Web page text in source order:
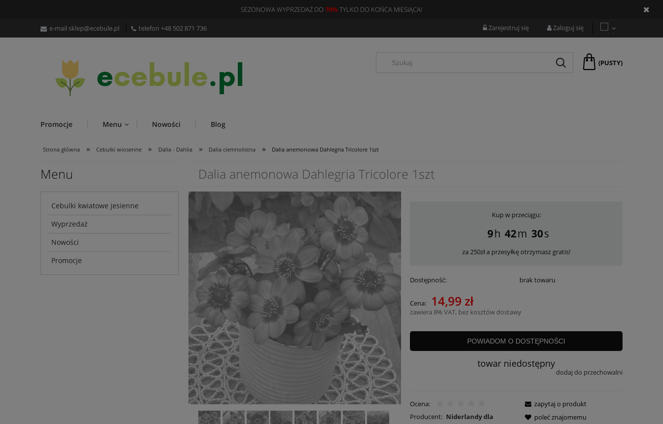
SEZONOWA WYPRZEDAŻ DO 70%TYLKO DO KOŃCA MIESIĄCA!
e-mail sklep@ecebule.pl telefon +48 502 871 736 Zarejestruj się Zaloguj się
(PUSTY)
Promocje Menu Nowości Blog
Strona główna » Cebulki wiosenne » Dalia - Dahlia » Dalia ciemnolistna » Dalia anemonowa Dahlegria Tricolore 1szt
Menu
Cebulki kwiatowe jesienne
Wyprzedaż
Nowości
Promocje
Dalia anemonowa Dahlegria Tricolore 1szt
Kup w przeciągu:
9 42 29
za 250zł a przesyłkę otrzymasz gratis!
Dostępność: brak towaru
Cena: 14,99 zł
zawiera 8% VAT, bez kosztów dostawy
POWIADOM O DOSTĘPNOŚCI
towar niedostępny
dodaj do przechowalni
Ocena:
Producent: Niderlandy dla
zapytaj o produkt
poleć znajomemu